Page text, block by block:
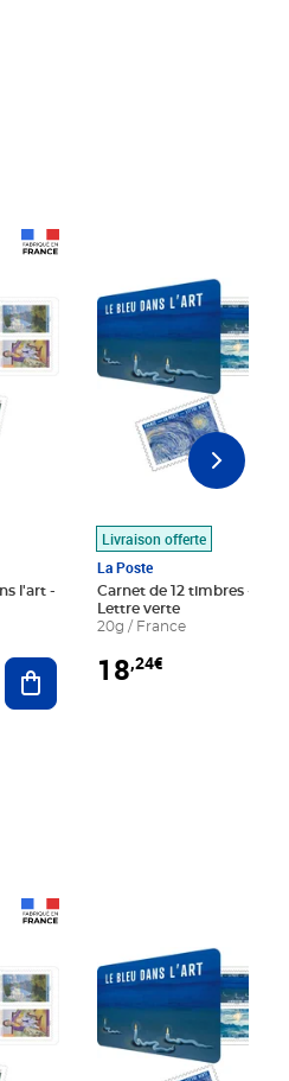
l'art -
Ajouter au panier
Livraison offerte
La Poste
Carnet de 12 timbres - Le
Lettre verte
20g / France
18,24€